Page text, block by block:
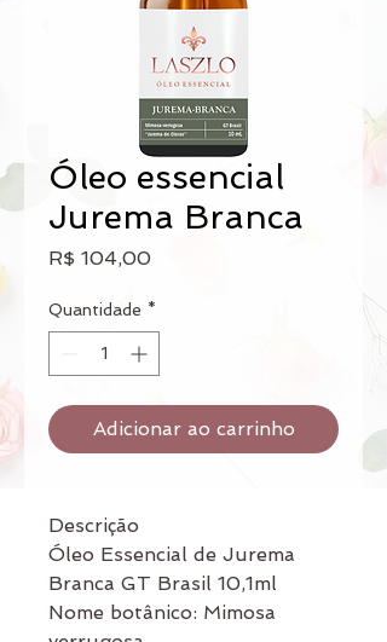
Óleo essencial
Jurema Branca
R$ 104,00Preço
Quantidade *
Adicionar ao carrinho
Descrição
Óleo Essencial de Jurema
Branca GT Brasil 10,1ml
Nome botânico: Mimosa